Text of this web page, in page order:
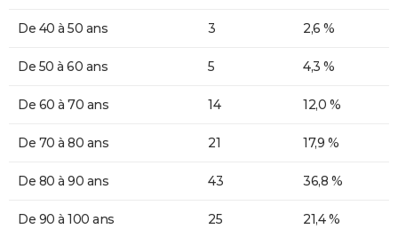
De 40 à 50 ans 3 2,6 %
De 50 à 60 ans 5 4,3 %
De 60 à 70 ans 14 12,0 %
De 70 à 80 ans 21 17,9 %
De 80 à 90 ans 43 36,8 %
De 90 à 100 ans 25 21,4 %